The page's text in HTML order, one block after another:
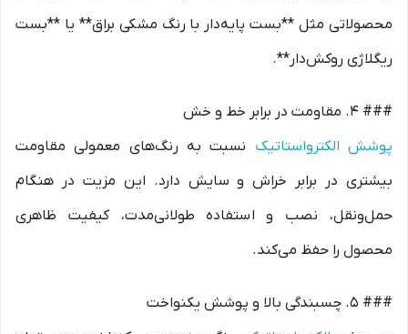
محصولاتی مثل **بست پایه‌دار با رنگ مشکی براق** یا **بست
ریگلاژی روکش‌دار**.
### 4. مقاومت در برابر خط و خش
پوشش الکترواستاتیک نسبت به رنگ‌های معمولی مقاومت
بیشتری در برابر خراش و سایش دارد. این مزیت در هنگام
حمل‌ونقل، نصب و استفاده طولانی‌مدت، کیفیت ظاهری
محصول را حفظ می‌کند.
### 5. چسبندگی بالا و پوشش یکنواخت